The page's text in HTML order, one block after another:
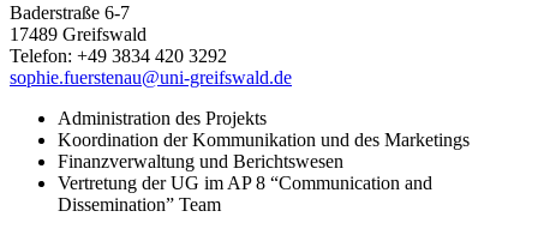
Baderstraße 6-7
17489 Greifswald
Telefon: +49 3834 420 3292
sophie.fuerstenau@uni-greifswald.de
Administration des Projekts
Koordination der Kommunikation und des Marketings
Finanzverwaltung und Berichtswesen
Vertretung der UG im AP 8 “Communication and
Dissemination” Team